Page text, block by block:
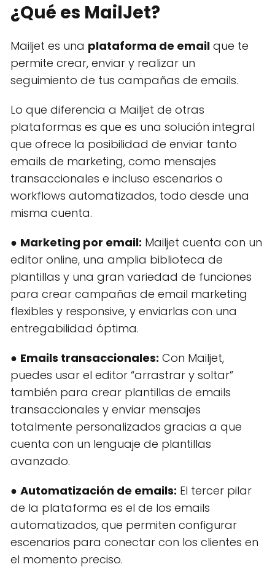
¿Qué es MailJet?
Mailjet es una plataforma de email que te
permite crear, enviar y realizar un
seguimiento de tus campañas de emails.
Lo que diferencia a Mailjet de otras
plataformas es que es una solución integral
que ofrece la posibilidad de enviar tanto
emails de marketing, como mensajes
transaccionales e incluso escenarios o
workflows automatizados, todo desde una
misma cuenta.
● Marketing por email: Mailjet cuenta con un
editor online, una amplia biblioteca de
plantillas y una gran variedad de funciones
para crear campañas de email marketing
flexibles y responsive, y enviarlas con una
entregabilidad óptima.
● Emails transaccionales: Con Mailjet,
puedes usar el editor “arrastrar y soltar”
también para crear plantillas de emails
transaccionales y enviar mensajes
totalmente personalizados gracias a que
cuenta con un lenguaje de plantillas
avanzado.
● Automatización de emails: El tercer pilar
de la plataforma es el de los emails
automatizados, que permiten configurar
escenarios para conectar con los clientes en
el momento preciso.